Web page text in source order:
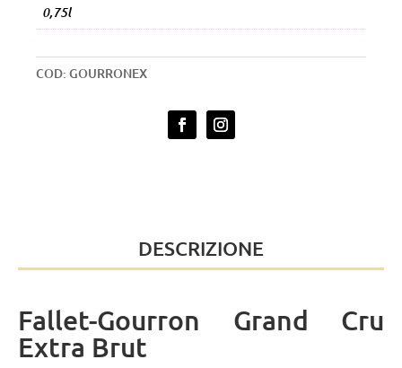
0,75l
COD: GOURRONEX
DESCRIZIONE
Fallet-Gourron Grand Cru
Extra Brut